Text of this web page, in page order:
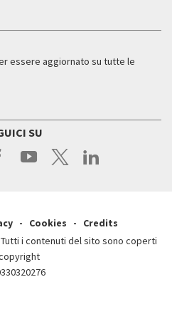
essere aggiornato su tutte le
SU
Cookies
Credits
Tutti i contenuti del sito sono coperti